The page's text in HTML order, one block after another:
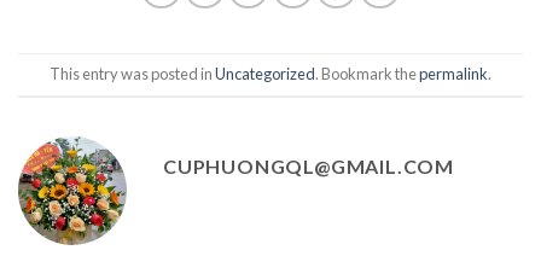
This entry was posted inUncategorized. Bookmark thepermalink.
CUPHUONGQL@GMAIL.COM